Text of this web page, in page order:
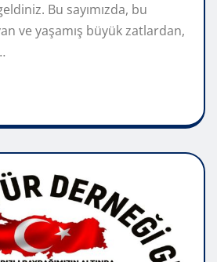
Bu sayımızda, bu
ve yaşamış büyük zatlardan,